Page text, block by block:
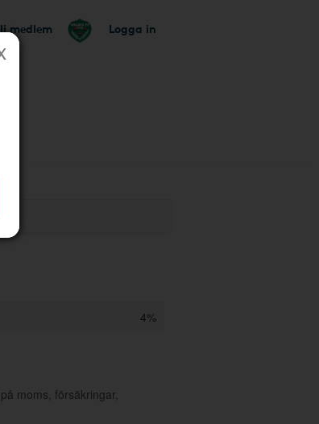
medlem Logga in
4%
moms, försäkringar,